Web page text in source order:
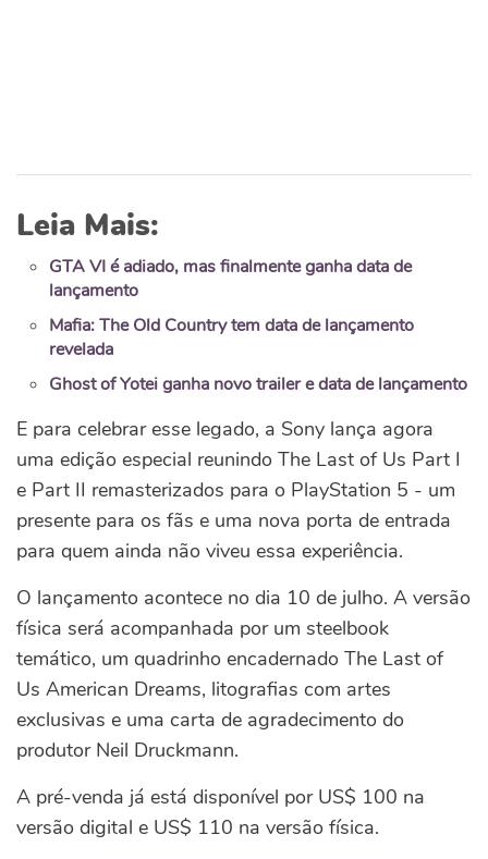
Leia Mais:
GTA VI é adiado, mas finalmente ganha data de
lançamento
Mafia: The Old Country tem data de lançamento
revelada
Ghost of Yotei ganha novo trailer e data de lançamento
E para celebrar esse legado, a Sony lança agora
uma edição especial reunindo The Last of Us Part I
e Part II remasterizados para o PlayStation 5 - um
presente para os fãs e uma nova porta de entrada
para quem ainda não viveu essa experiência.
O lançamento acontece no dia 10 de julho. A versão
física será acompanhada por um steelbook
temático, um quadrinho encadernado The Last of
Us American Dreams, litografias com artes
exclusivas e uma carta de agradecimento do
produtor Neil Druckmann.
A pré-venda já está disponível por US$ 100 na
versão digital e US$ 110 na versão física.